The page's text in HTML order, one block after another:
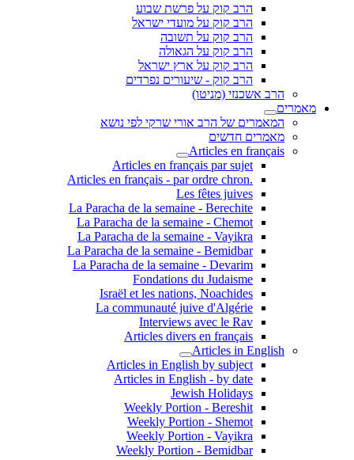
הרב קוק על פרשת שבוע
הרב קוק על מועדי ישראל
הרב קוק על תשובה
הרב קוק על הגאולה
הרב קוק על ארץ ישראל
הרב קוק - שיעורים נפרדים
הרב אשכנזי (מניטו)
מאמרים
המאמרים של הרב אורי שרקי לפי נושא
מאמרים חדשים
Articles en français
Articles en français par sujet
.Articles en français - par ordre chron
Les fêtes juives
La Paracha de la semaine - Berechite
La Paracha de la semaine - Chemot
La Paracha de la semaine - Vayikra
La Paracha de la semaine - Bemidbar
La Paracha de la semaine - Devarim
Fondations du Judaisme
Israël et les nations, Noachides
La communauté juive d'Algérie
Interviews avec le Rav
Articles divers en français
Articles in English
Articles in English by subject
Articles in English - by date
Jewish Holidays
Weekly Portion - Bereshit
Weekly Portion - Shemot
Weekly Portion - Vayikra
Weekly Portion - Bemidbar